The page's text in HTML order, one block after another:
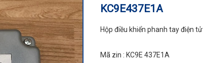
KC9E437E1A
Hộp điều khiển phanh tay điện tử
Mã zin : KC9E 437E1A